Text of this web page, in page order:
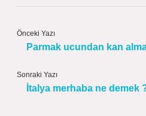
Önceki Yazı
Parmak ucundan kan
Sonraki Yazı
İtalya merhaba ne demek